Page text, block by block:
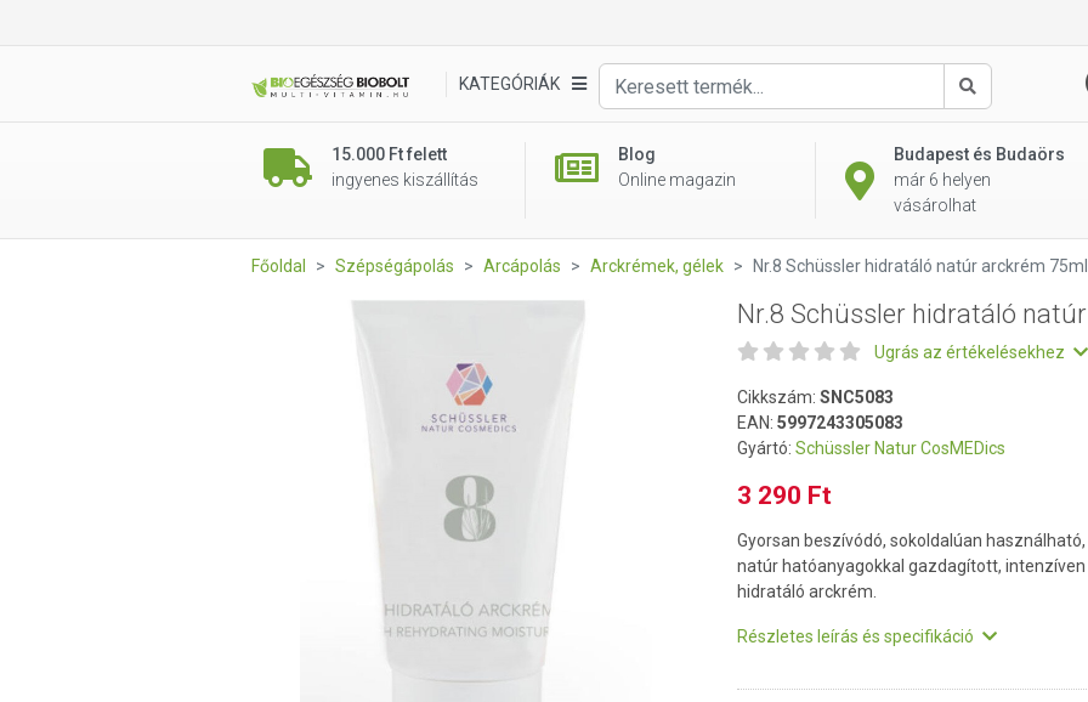
KATEGÓRIÁK
Keresés
15.000 Ft felett
ingyenes kiszállítás
Blog
Online magazin
Budapest és Budaörs
már 6 helyen
vásárolhat
Főoldal Szépségápolás Arcápolás Arckrémek, gélek Nr.8 Schüssler hidratáló natúr arckrém 75ml
Nr.8 Schüssler hidratáló
Ugrás az értékelésekhez
Cikkszám: SNC5083
EAN: 5997243305083
Gyártó: Schüssler Natur CosMEDics
3 290 Ft
Gyorsan beszívódó, sokoldalúan használható,
natúr hatóanyagokkal gazdagított, intenzíven
hidratáló arckrém.
Részletes leírás és specifikáció